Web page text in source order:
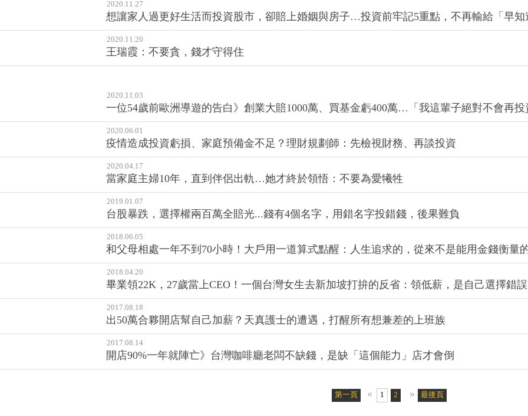
2020.11.27
想讓家人過更好生活而投資股市，卻賠上婚姻與房子…投資前牢記5重點，不再輸給「早知
2020.11.20
王瑞霞：不要貪，錢才守得住
2020.11.03
一位54歲前歐洲導遊的告白》創業大賠1000萬、買基金虧400萬…「我這輩子絕對不會再投
2020.06.01
疫情造成投資虧損、家庭預備金不足？理財規劃師：先檢視財務、再談投資
2020.04.17
當家庭主婦10年，直到伴侶出軌…她才終於領悟：不要為愛犧牲
2019.01.07
台股暴跌，選擇權兩百萬全賠光...錢有4個名字，用錯名字投錯錢，後果難負
2018.06.05
和父母相處一年不到70小時！大戶用一道算式點醒：人生追求的，從來不是能用金錢衡量
2018.04.20
畢業領22K，27歲當上CEO！一個台灣女生去新加坡打拚的反省：領低薪，是自己選擇錯誤
2017.08.18
出50萬合夥開店幫自己加薪？天真護士的遭遇，打醒所有想兼差的上班族
2017.08.14
開店90%一年就陣亡》台灣咖啡廳老闆不缺錢，是缺「這個能力」店才會倒
第一頁 « 1 2 » 最後頁